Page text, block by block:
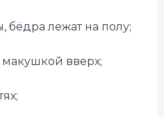
бёдра лежат на полу;
вверх;